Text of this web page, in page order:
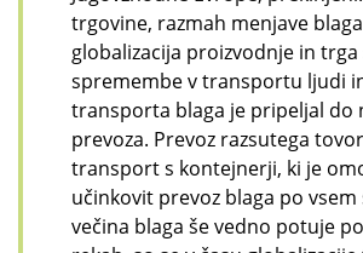
trgovine, razmah menjave
globalizacija proizvodnje in
spremembe v transportu ljudi
transporta blaga je pripeljal do
prevoza. Prevoz razsutega
transport s kontejnerji, ki je
učinkovit prevoz blaga po vsem
večina blaga še vedno potuje